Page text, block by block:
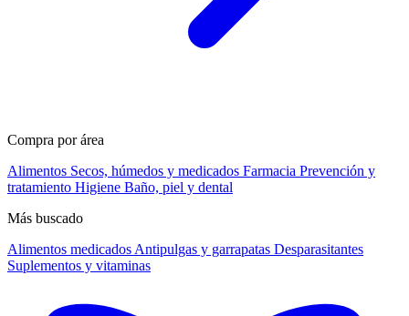
Compra por área
Alimentos Secos, húmedos y medicados Farmacia Prevención y
tratamiento Higiene Baño, piel y dental
Más buscado
Alimentos medicados Antipulgas y garrapatas Desparasitantes
Suplementos y vitaminas